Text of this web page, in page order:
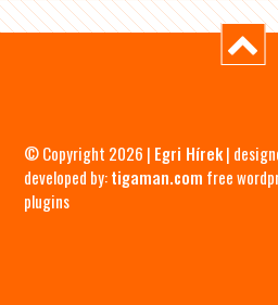
© Copyright 2026 | Egri Hírek|
developed by:tigaman.com free
plugins